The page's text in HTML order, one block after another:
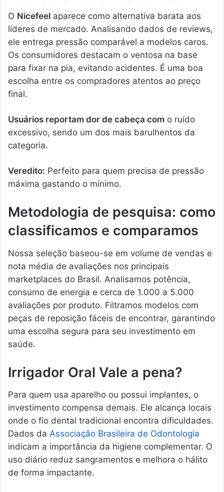
O Nicefeel aparece como alternativa barata aos
líderes de mercado. Analisando dados de reviews,
ele entrega pressão comparável a modelos caros.
Os consumidores destacam o ventosa na base
para fixar na pia, evitando acidentes. É uma boa
escolha entre os compradores atentos ao preço
final.
Usuários reportam dor de cabeça com o ruído
excessivo, sendo um dos mais barulhentos da
categoria.
Veredito: Perfeito para quem precisa de pressão
máxima gastando o mínimo.
Metodologia de pesquisa: como
classificamos e comparamos
Nossa seleção baseou-se em volume de vendas e
nota média de avaliações nos principais
marketplaces do Brasil. Analisamos potência,
consumo de energia e cerca de 1.000 a 5.000
avaliações por produto. Filtramos modelos com
peças de reposição fáceis de encontrar, garantindo
uma escolha segura para seu investimento em
saúde.
Irrigador Oral Vale a pena?
Para quem usa aparelho ou possui implantes, o
investimento compensa demais. Ele alcança locais
onde o fio dental tradicional encontra dificuldades.
Dados da Associação Brasileira de Odontologia
indicam a importância da higiene complementar. O
uso diário reduz sangramentos e melhora o hálito
de forma impactante.